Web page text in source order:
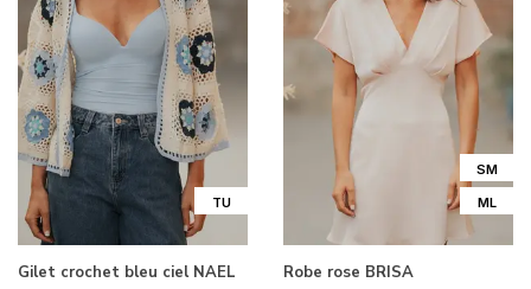
TU
Gilet crochet bleu ciel NAEL
SM
ML
Robe rose BRISA